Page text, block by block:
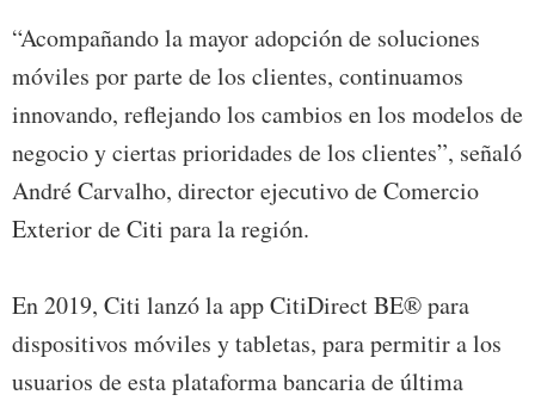
“Acompañando la mayor adopción de soluciones
móviles por parte de los clientes, continuamos
innovando, reflejando los cambios en los modelos de
negocio y ciertas prioridades de los clientes”, señaló
André Carvalho, director ejecutivo de Comercio
Exterior de Citi para la región.
En 2019, Citi lanzó la app CitiDirect BE® para
dispositivos móviles y tabletas, para permitir a los
usuarios de esta plataforma bancaria de última